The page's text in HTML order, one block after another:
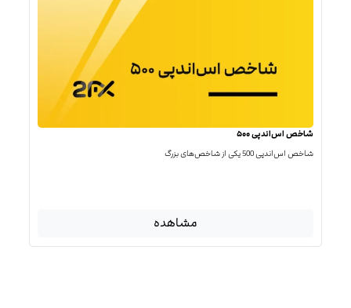
شاخص اس‌اندپی ۵۰۰
شاخص اس‌اند‌پی 500 یکی از شاخص‌های بزرگ
مشاهده